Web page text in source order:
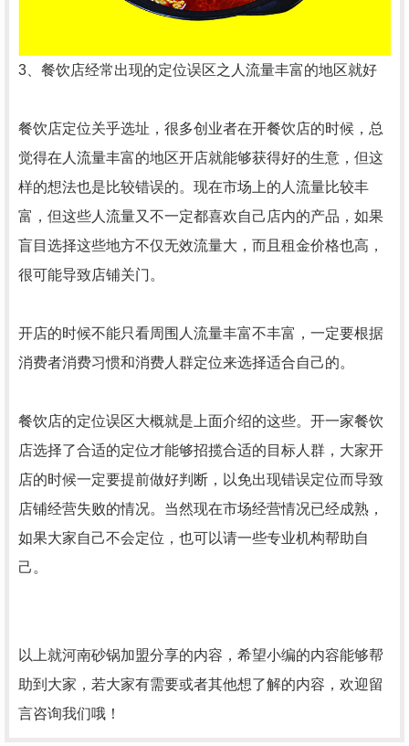
3、餐饮店经常出现的定位误区之人流量丰富的地区就好
餐饮店定位关乎选址，很多创业者在开餐饮店的时候，总
觉得在人流量丰富的地区开店就能够获得好的生意，但这
样的想法也是比较错误的。现在市场上的人流量比较丰
富，但这些人流量又不一定都喜欢自己店内的产品，如果
盲目选择这些地方不仅无效流量大，而且租金价格也高，
很可能导致店铺关门。
开店的时候不能只看周围人流量丰富不丰富，一定要根据
消费者消费习惯和消费人群定位来选择适合自己的。
餐饮店的定位误区大概就是上面介绍的这些。开一家餐饮
店选择了合适的定位才能够招揽合适的目标人群，大家开
店的时候一定要提前做好判断，以免出现错误定位而导致
店铺经营失败的情况。当然现在市场经营情况已经成熟，
如果大家自己不会定位，也可以请一些专业机构帮助自
己。
以上就河南砂锅加盟分享的内容，希望小编的内容能够帮
助到大家，若大家有需要或者其他想了解的内容，欢迎留
言咨询我们哦！